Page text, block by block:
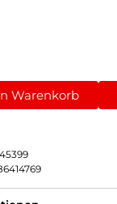
Warenkorb